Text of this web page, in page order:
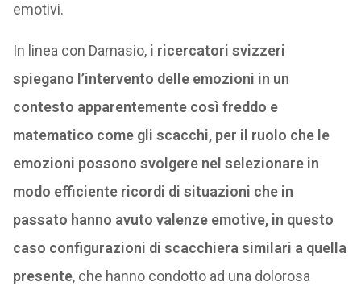
emotivi.
In linea con Damasio, i ricercatori svizzeri
spiegano l’intervento delle emozioni in un
contesto apparentemente così freddo e
matematico come gli scacchi, per il ruolo che le
emozioni possono svolgere nel selezionare in
modo efficiente ricordi di situazioni che in
passato hanno avuto valenze emotive, in questo
caso configurazioni di scacchiera similari a quella
presente, che hanno condotto ad una dolorosa